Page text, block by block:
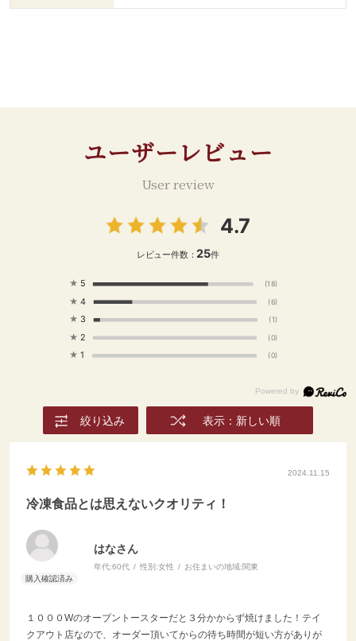
ユーザーレビュー
User review
4.7
レビュー件数：25件
★ 5 (18)
★ 4 (6)
★ 3 (1)
★ 2 (0)
★ 1 (0)
絞り込み 表示：新しい順
2024.11.15
冷凍食品とは思えないクオリティ！
はなさん
年代:60代 性別:女性 お住まいの地域:関東
１０００Wのオーブントースターだと３分かからず焼けました！テイ
クアウト店なので、オーダー頂いてからの待ち時間が短い方がありが